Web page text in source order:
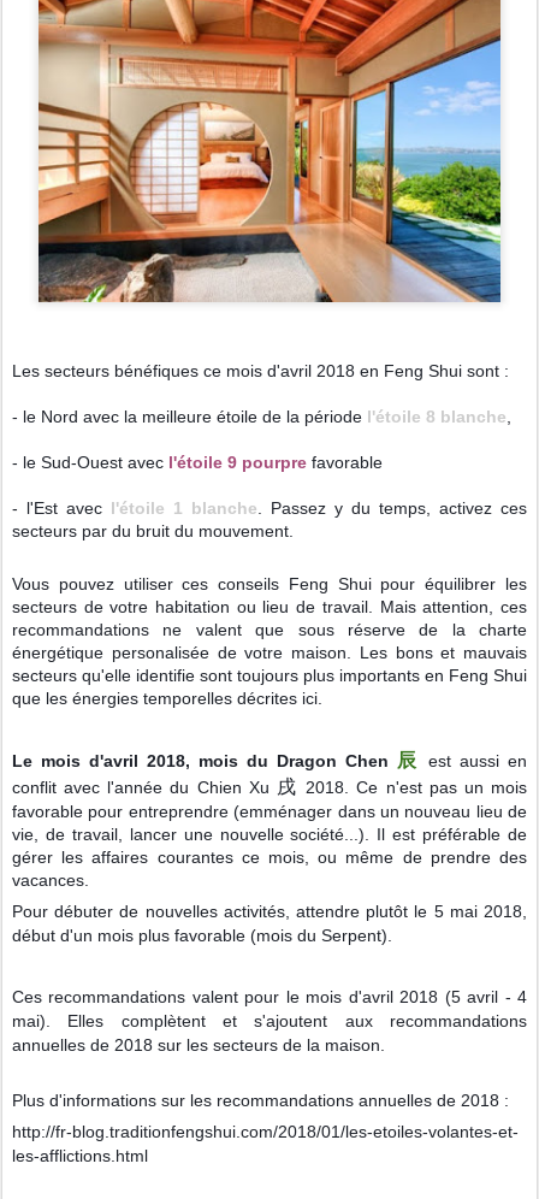
Les secteurs bénéfiques ce mois d'avril 2018 en Feng Shui sont :
- le Nord avec la meilleure étoile de la période l'étoile 8 blanche
- le Sud-Ouest avec l'étoile 9 pourpre favorable
- l'Est avec l'étoile 1 blanche . Passez y du temps, activez ces
secteurs par du bruit du mouvement.
Vous pouvez utiliser ces conseils Feng Shui pour équilibrer les
secteurs de votre habitation ou lieu de travail. Mais attention, ces
recommandations ne valent que sous réserve de la charte
énergétique personalisée de votre maison. Les bons et mauvais
secteurs qu'elle identifie sont toujours plus importants en Feng Shui
que les énergies temporelles décrites ici.
Le mois d'avril 2018, mois du Dragon Chen 辰
est aussi en
conflit avec l'année du Chien Xu 戌 2018. Ce n'est pas un mois
favorable pour entreprendre (emménager dans un nouveau lieu de
vie, de travail, lancer une nouvelle société...). Il est préférable de
gérer les affaires courantes ce mois, ou même de prendre des
vacances.
Pour débuter de nouvelles activités, attendre plutôt le 5 mai 2018,
début d'un mois plus favorable (mois du Serpent).
Ces recommandations valent pour le mois d'avril 2018 (5 avril - 4
mai). Elles complètent et s'ajoutent aux recommandations
annuelles de 2018 sur les secteurs de la maison.
Plus d'informations sur les recommandations annuelles de 2018 :
http://fr-blog.traditionfengshui.com/2018/01/les-etoiles-volantes-et-
les-afflictions.html